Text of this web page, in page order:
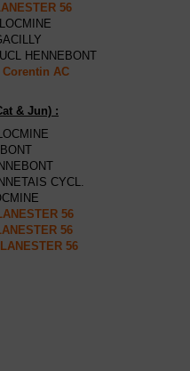
56
HENNEBONT
Corentin AC
& Jun) :
CYCL.
56
56
56